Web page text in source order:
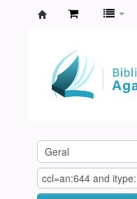
Agamenon
Magalhães